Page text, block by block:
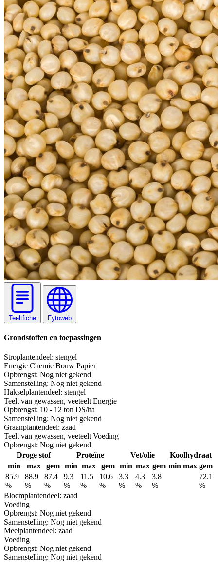
Teeltfiche Fytoweb
Grondstoffen en toepassingen
Stroplantendeel: stengel
Energie Chemie Bouw Papier
Opbrengst: Nog niet gekend
Samenstelling: Nog niet gekend
Hakselplantendeel: stengel
Teelt van gewassen, veeteelt Energie
Opbrengst: 10 - 12 ton DS/ha
Samenstelling: Nog niet gekend
Graanplantendeel: zaad
Teelt van gewassen, veeteelt Voeding
Opbrengst: Nog niet gekend
Droge stof
Proteïne Vet/olie
Koolhydraat
min
max gem min max gem min max gem min max gem
85.9
%
88.9
%
87.4
%
9.3
%
11.5
%
10.6
%
3.3
%
4.3
%
3.8
%
72.1
%
Bloemplantendeel: zaad
Voeding
Opbrengst: Nog niet gekend
Samenstelling: Nog niet gekend
Meelplantendeel: zaad
Voeding
Opbrengst: Nog niet gekend
Samenstelling: Nog niet gekend